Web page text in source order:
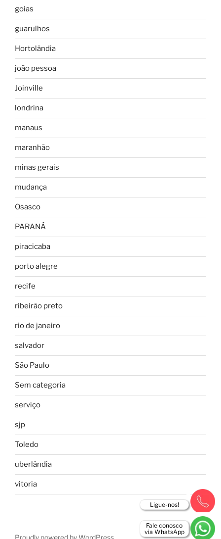
Fale conosco
via WhatsApp
Ligue-nos!
goias
guarulhos
Hortolândia
joão pessoa
Joinville
londrina
manaus
maranhão
minas gerais
mudança
Osasco
PARANÁ
piracicaba
porto alegre
recife
ribeirão preto
rio de janeiro
salvador
São Paulo
Sem categoria
serviço
sjp
Toledo
uberlândia
vitoria
Proudly powered by WordPress